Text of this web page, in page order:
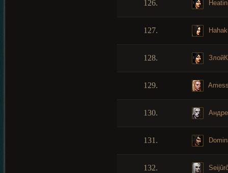
126. Heatin
127.
128.
129.
130.
131.
132.